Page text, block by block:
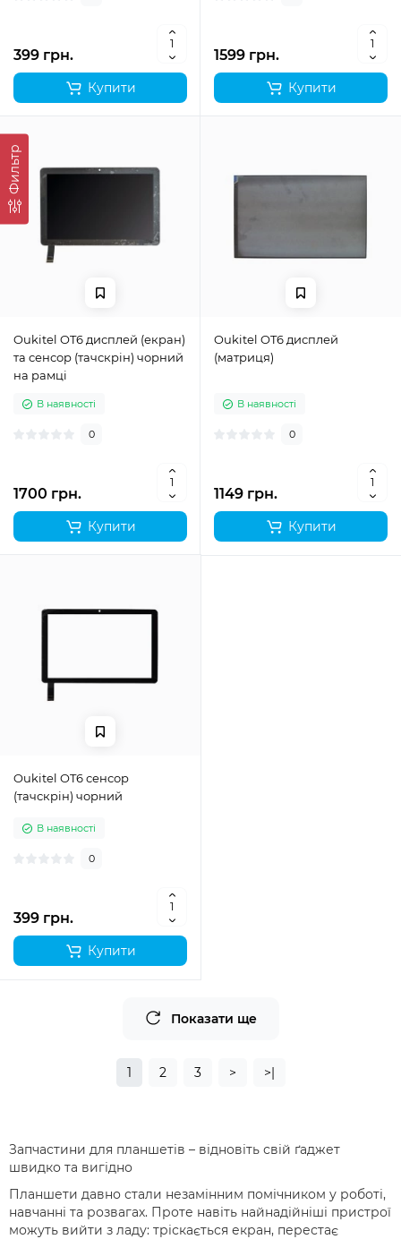
Фильтр
399 грн.
Купити
1599 грн.
Купити
Oukitel OT6 дисплей (екран)
та сенсор (тачскрін) чорний
на рамці
В наявності
0
1700 грн.
Купити
Oukitel OT6 дисплей
(матриця)
В наявності
0
1149 грн.
Купити
Oukitel OT6 сенсор
(тачскрін) чорний
В наявності
0
399 грн.
Купити
Показати ще
1 2 3 > >|
Запчастини для планшетів – відновіть свій ґаджет
швидко та вигідно
Планшети давно стали незамінним помічником у роботі,
навчанні та розвагах. Проте навіть найнадійніші пристрої
можуть вийти з ладу: тріскається екран, перестає